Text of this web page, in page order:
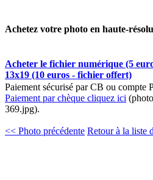
Achetez votre photo en haute-
Acheter le fichier numérique (5
13x19 (10 euros - fichier offert)
Paiement sécurisé par CB ou compte
Paiement par chèque cliquez ici
369.jpg).
<< Photo précédente Retour à la liste